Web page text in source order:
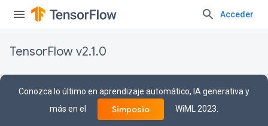
Acceder
TensorFlow v2.1.0
Conozca lo último en aprendizaje automático, IA generativa y
más en el
Simposio WiML 2023.